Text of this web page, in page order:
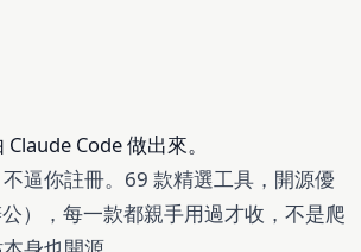
Code 做出來。
逼你註冊。69 款精選工具，開源優
），每一款都親手用過才收，不是爬